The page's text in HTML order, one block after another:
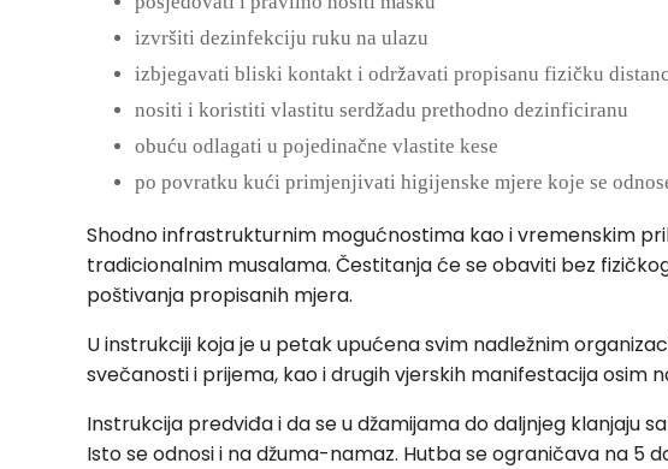
izvršiti dezinfekciju ruku na ulazu
izbjegavati bliski kontakt i održavati propisanu fizičku
nositi i koristiti vlastitu serdžadu prethodno dezinficiranu
obuću odlagati u pojedinačne vlastite kese
po povratku kući primjenjivati higijenske mjere koje se
Shodno infrastrukturnim mogućnostima kao i vremenskim
tradicionalnim musalama. Čestitanja će se obaviti bez
poštivanja propisanih mjera.
U instrukciji koja je u petak upućena svim nadležnim
svečanosti i prijema, kao i drugih vjerskih manifestacija osim
Instrukcija predviđa i da se u džamijama do daljnjeg klanjaju
Isto se odnosi i na džuma-namaz. Hutba se ograničava na 5